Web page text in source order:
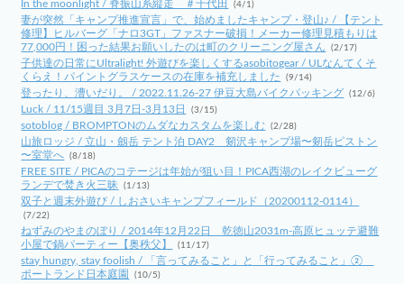
In the moonlight / 脊振山系縦走 ＃千代田 (4/1)
妻が突然「キャンプ推進宣言」で、始めましたキャンプ・登山♪ / 【テント
修理】ヒルバーグ「ナロ3GT」ファスナー破損！メーカー修理見積もりは
77,000円！困った結果お願いしたのは町のクリーニング屋さん
(2/17)
子供達の日常にUltralight! 外遊びを楽しくするasobitogear / ULなんてくそ
くらえ！パイントグラスケースの在庫を補充しました
(9/14)
登ったり、漕いだり。 / 2022.11.26-27 伊豆大島バイクパッキング (12/6)
Luck / 11/15週目 3月7日-3月13日 (3/15)
sotoblog / BROMPTONのムダなカスタムを楽しむ (2/28)
山旅ロッジ / 立山・劔岳 テント泊 DAY2 剱沢キャンプ場〜剱岳ピストン
〜室堂へ (8/18)
FREE SITE / PICAのコテージは年始が狙い目！PICA西湖のレイクビューグ
ランデで焚き火三昧
(1/13)
双子と週末外遊び / しおさいキャンプフィールド（20200112-0114）
(7/22)
ねずみのやまのぼり / 2014年12月22日 乾徳山2031m-高原ヒュッテ避難
小屋で鍋パーティー【奥秩父】
(11/17)
stay hungry, stay foolish / 「言ってみること」と「行ってみること」②
ポートランド日本庭園
(10/5)